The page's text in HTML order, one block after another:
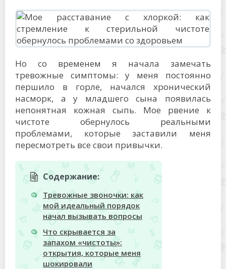
Но со временем я начала замечать
тревожные симптомы: у меня постоянно
першило в горле, начался хронический
насморк, а у младшего сына появилась
непонятная кожная сыпь. Мое рвение к
чистоте обернулось реальными
проблемами, которые заставили меня
пересмотреть все свои привычки.
Содержание:
Тревожные звоночки: как
мой идеальный порядок
начал вызывать вопросы
Что скрывается за
запахом «чистоты»:
открытия, которые меня
шокировали